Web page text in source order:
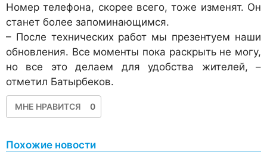
Номер телефона, скорее всего, тоже изменят. Он
станет более запоминающимся.
– После технических работ мы презентуем наши
обновления. Все моменты пока раскрыть не могу,
но все это делаем для удобства жителей, –
отметил Батырбеков.
МНЕ НРАВИТСЯ 0
Похожие новости